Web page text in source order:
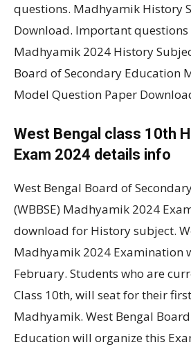
questions. Madhyamik History
Download. Important questions
Madhyamik 2024 History
Board of Secondary Education
Model Question Paper
West Bengal class 10th
Exam 2024 details info
West Bengal Board of
(WBBSE) Madhyamik 2024
download for History subject.
Madhyamik 2024 Examination
February. Students who are
Class 10th, will seat for their
Madhyamik. West Bengal
Education will organize this